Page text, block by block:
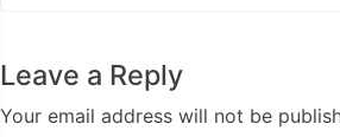
Leave a Reply
Your email address will not be